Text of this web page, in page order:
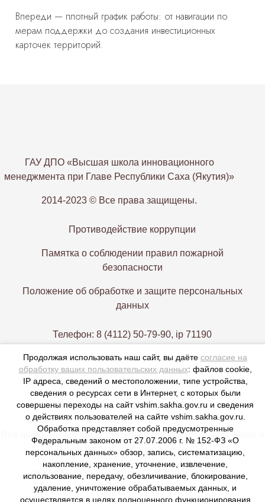
Впереди — плотный график работы: от навигации по
мерам поддержки до создания инвестиционных
карточек территорий.
ГАУ ДПО «Высшая школа инновационного
менеджмента при Главе Республики Саха (Якутия)»
2014-2023 © Все права защищены.
Противодействие коррупции
Памятка о соблюдении правил пожарной
безопасности
Положение об обработке и защите персональных
данных
Телефон: 8 (4112) 50-79-90, ip 71190
Электронная почта: vshim@gov14.ru
677000, г. Якутск, пр. Ленина 1, этаж 9-12
Вся информация представлена в ознакомительных целях и
не является публичной офертой,
пожалуйста уточняйте детали в наших офисах
Продолжая использовать наш сайт, вы даёте согласие на
обработку ваших пользовательских данных: файлов cookie,
IP адреса, сведений о местоположении, типе устройства,
сведения о ресурсах сети в Интернет, с которых были
совершены переходы на сайт vshim.sakha.gov.ru и сведения
о действиях пользователей на сайте vshim.sakha.gov.ru.
Обработка представляет собой предусмотренные
Федеральным законом от 27.07.2006 г. № 152-ФЗ «О
персональных данных» обзор, запись, систематизацию,
накопление, хранение, уточнение, извлечение,
использование, передачу, обезличивание, блокирование,
удаление, уничтожение обрабатываемых данных, и
осуществляется в целях полноценного функционирования